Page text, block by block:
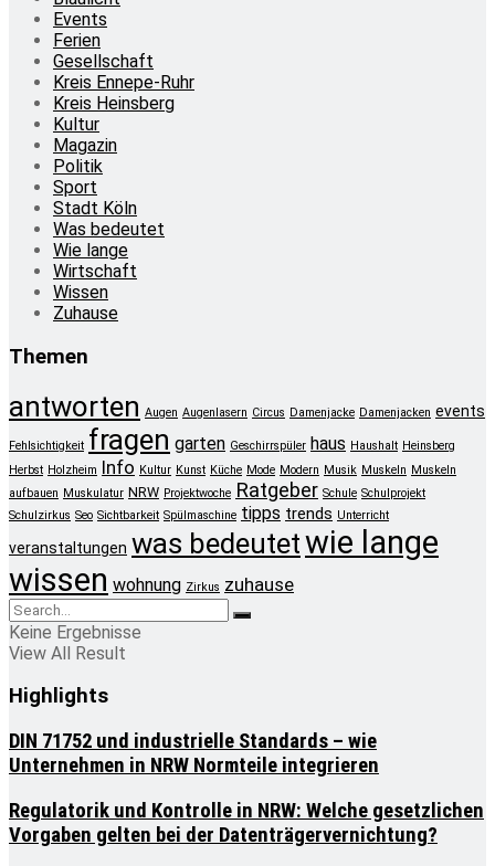
Events
Ferien
Gesellschaft
Kreis Ennepe-Ruhr
Kreis Heinsberg
Kultur
Magazin
Politik
Sport
Stadt Köln
Was bedeutet
Wie lange
Wirtschaft
Wissen
Zuhause
Themen
antworten Augen Augenlasern Circus Damenjacke Damenjacken events
Fehlsichtigkeit fragen garten Geschirrspüler haus Haushalt Heinsberg
Herbst Holzheim Info Kultur Kunst Küche Mode Modern Musik Muskeln Muskeln
aufbauen Muskulatur NRW Projektwoche Ratgeber Schule Schulprojekt
Schulzirkus Seo Sichtbarkeit Spülmaschine tipps trends Unterricht
veranstaltungen was bedeutetwie lange
wissen wohnung Zirkus zuhause
Keine Ergebnisse
View All Result
Highlights
DIN 71752 und industrielle Standards – wie
Unternehmen in NRW Normteile integrieren
Regulatorik und Kontrolle in NRW: Welche gesetzlichen
Vorgaben gelten bei der Datenträgervernichtung?